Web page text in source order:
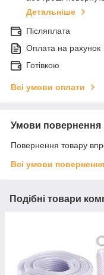
Детальніше
Післяплата
Оплата на рахунок
Готівкою
Всі умови оплати
Умови повернення
Повернення товару
Всі умови повернення
Подібні товари